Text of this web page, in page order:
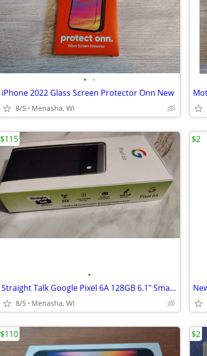
• •
iPhone 2022 Glass Screen Protector Onn New
8/5 Menasha, WI
•
Straight Talk Google Pixel 6A 128GB 6.1" Smartphone New Unlocked
8/5 Menasha, WI
$115 $2
$110 $2